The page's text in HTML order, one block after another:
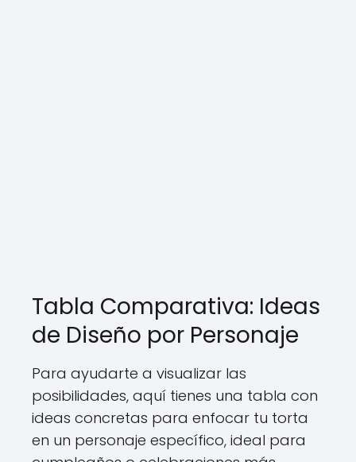
Tabla Comparativa: Ideas
de Diseño por Personaje
Para ayudarte a visualizar las
posibilidades, aquí tienes una tabla con
ideas concretas para enfocar tu torta
en un personaje específico, ideal para